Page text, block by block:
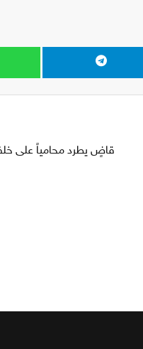
قاضٍ يطرد محامياً على